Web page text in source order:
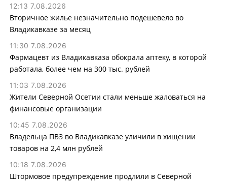
12:13 7.08.2026
Вторичное жилье незначительно подешевело во
Владикавказе за месяц
11:30 7.08.2026
Фармацевт из Владикавказа обокрала аптеку, в которой
работала, более чем на 300 тыс. рублей
11:03 7.08.2026
Жители Северной Осетии стали меньше жаловаться на
финансовые организации
10:45 7.08.2026
Владельца ПВЗ во Владикавказе уличили в хищении
товаров на 2,4 млн рублей
10:18 7.08.2026
Штормовое предупреждение продлили в Северной